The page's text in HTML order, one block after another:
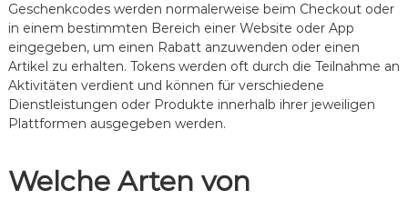
M
e
t
h
o
d
Geschenkcodes werden normalerweise beim Checkout oder
in einem bestimmten Bereich einer Website oder App
eingegeben, um einen Rabatt anzuwenden oder einen
Artikel zu erhalten. Tokens werden oft durch die Teilnahme an
Aktivitäten verdient und können für verschiedene
Dienstleistungen oder Produkte innerhalb ihrer jeweiligen
Plattformen ausgegeben werden.
Welche Arten von